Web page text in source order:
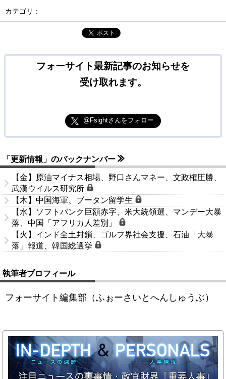
カテゴリ：
ポスト
フォーサイト最新記事のお知らせを
受け取れます。
@Fsightさんをフォロー
「更新情報」のバックナンバー
【金】原油マイナス相場、野口さんマネー、文政権圧勝、
武漢ウイルス研究所
【木】中国海軍、ブータン留学生
【水】ソフトバンク巨額赤字、米大統領選、マンデー大暴
落、中国「アフリカ人差別」
【火】インド全土封鎖、ゴルフ界社会支援、石油「大暴
落」報道、韓国総選挙
執筆者プロフィール
フォーサイト編集部（ふぉーさいとへんしゅうぶ）